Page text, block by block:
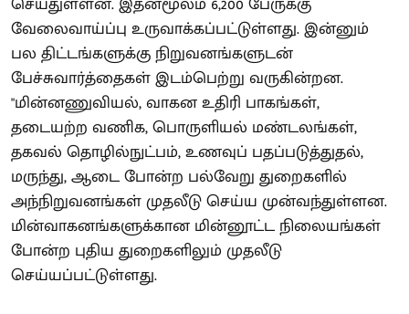
வேலைவாய்ப்பு உருவாக்கப்பட்டுள்ளது. இன்னும்
பல திட்டங்களுக்கு நிறுவனங்களுடன்
பேச்சுவார்த்தைகள் இடம்பெற்று வருகின்றன.
"மின்னணுவியல், வாகன உதிரி பாகங்கள்,
தடையற்ற வணிக, பொருளியல் மண்டலங்கள்,
தகவல் தொழில்நுட்பம், உணவுப் பதப்படுத்துதல்,
மருந்து, ஆடை போன்ற பல்வேறு துறைகளில்
அந்நிறுவனங்கள் முதலீடு செய்ய முன்வந்துள்ளன.
மின்வாகனங்களுக்கான மின்னூட்ட நிலையங்கள்
போன்ற புதிய துறைகளிலும் முதலீடு
செய்யப்பட்டுள்ளது.